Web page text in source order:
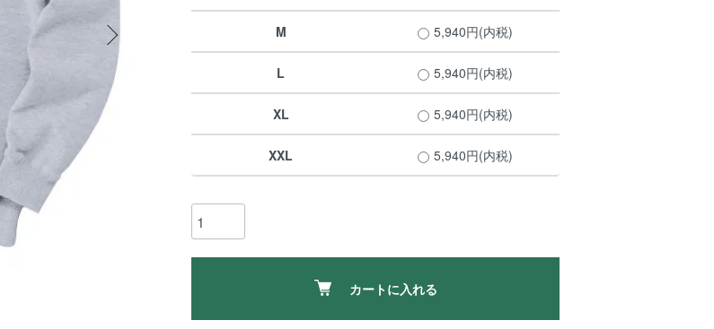
M 5,940円(内税)
L 5,940円(内税)
XL 5,940円(内税)
XXL 5,940円(内税)
カートに入れる